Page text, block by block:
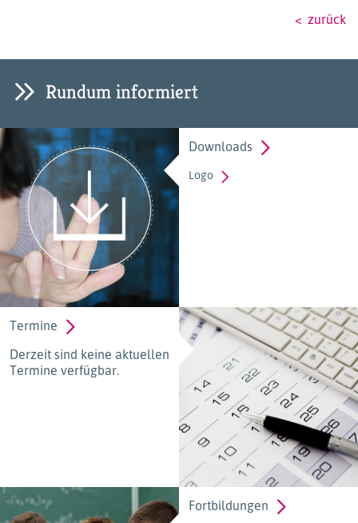
zurück
Rundum informiert
Downloads
Logo
Termine
Derzeit sind keine aktuellen
Termine verfügbar.
Fortbildungen